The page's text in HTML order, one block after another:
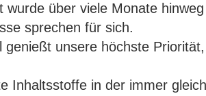
über viele Monate
sprechen für sich.
unsere höchste
Inhaltsstoffe in der immer